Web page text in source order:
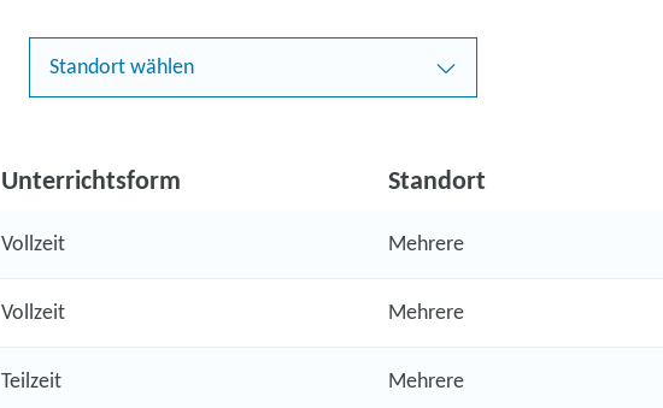
Standort wählen
Unterrichtsform Standort
Vollzeit Mehrere
Vollzeit Mehrere
Teilzeit Mehrere